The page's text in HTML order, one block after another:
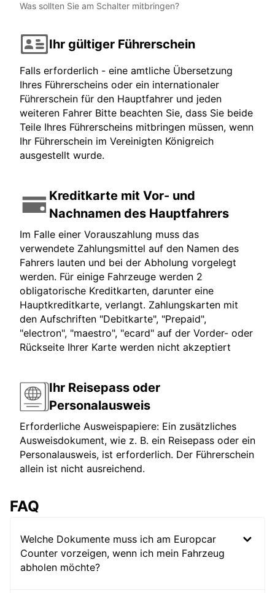
Was sollten Sie am Schalter mitbringen?
Ihr gültiger Führerschein
Falls erforderlich - eine amtliche Übersetzung
Ihres Führerscheins oder ein internationaler
Führerschein für den Hauptfahrer und jeden
weiteren Fahrer Bitte beachten Sie, dass Sie beide
Teile Ihres Führerscheins mitbringen müssen, wenn
Ihr Führerschein im Vereinigten Königreich
ausgestellt wurde.
Kreditkarte mit Vor- und
Nachnamen des Hauptfahrers
Im Falle einer Vorauszahlung muss das
verwendete Zahlungsmittel auf den Namen des
Fahrers lauten und bei der Abholung vorgelegt
werden. Für einige Fahrzeuge werden 2
obligatorische Kreditkarten, darunter eine
Hauptkreditkarte, verlangt. Zahlungskarten mit
den Aufschriften "Debitkarte", "Prepaid",
"electron", "maestro", "ecard" auf der Vorder- oder
Rückseite Ihrer Karte werden nicht akzeptiert
Ihr Reisepass oder
Personalausweis
Erforderliche Ausweispapiere: Ein zusätzliches
Ausweisdokument, wie z. B. ein Reisepass oder ein
Personalausweis, ist erforderlich. Der Führerschein
allein ist nicht ausreichend.
FAQ
Welche Dokumente muss ich am Europcar
Counter vorzeigen, wenn ich mein Fahrzeug
abholen möchte?